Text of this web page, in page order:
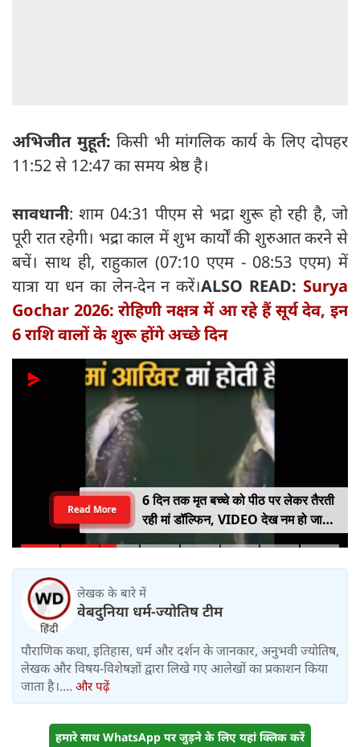
अभिजीत मुहूर्त: किसी भी मांगलिक कार्य के लिए दोपहर
11:52 से 12:47 का समय श्रेष्ठ है।
सावधानी: शाम 04:31 पीएम से भद्रा शुरू हो रही है, जो
पूरी रात रहेगी। भद्रा काल में शुभ कार्यों की शुरुआत करने से
बचें। साथ ही, राहुकाल (07:10 एएम - 08:53 एएम) में
यात्रा या धन का लेन-देन न करें।ALSO READ: Surya
Gochar 2026: रोहिणी नक्षत्र में आ रहे हैं सूर्य देव, इन
6 राशि वालों के शुरू होंगे अच्छे दिन
6 दिन तक मृत बच्चे को पीठ पर लेकर तैरती
रही मां डॉल्फिन, VIDEO देख नम हो जाएंगी
आंखें
Read More
लेखक के बारे में
वेबदुनिया धर्म-ज्योतिष टीम
पौराणिक कथा, इतिहास, धर्म और दर्शन के जानकार, अनुभवी ज्योतिष,
लेखक और विषय-विशेषज्ञों द्वारा लिखे गए आलेखों का प्रकाशन किया
जाता है।.... और पढ़ें
हमारे साथ WhatsApp पर जुड़ने के लिए यहां क्लिक करें